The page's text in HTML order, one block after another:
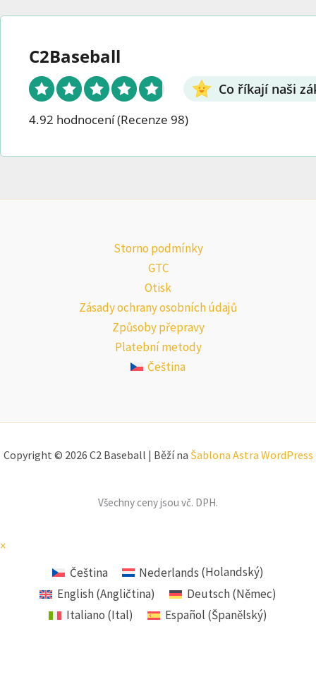
C2Baseball
Co říkají naši
4.92 hodnocení(Recenze 98)
Storno podmínky
GTC
Otisk
Zásady ochrany osobních údajů
Způsoby přepravy
Platební metody
Čeština
Copyright © 2026 C2 Baseball | Běží na Šablona Astra WordPress
Všechny ceny jsou vč. DPH.
×
Čeština
Nederlands (Holandský)
English(Angličtina) Deutsch(Němec)
Italiano (Ital) Español (Španělský)